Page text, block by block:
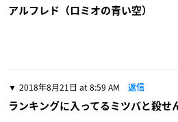
アルフレド（ロミオの青い空）
2018年8月21日 at 8:59 AM 返信
ランキングに入ってるミツバと殺せ